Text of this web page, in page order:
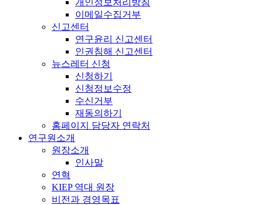
이메일수집거부
신고센터
연구윤리 신고센터
인권침해 신고센터
뉴스레터 신청
신청하기
신청정보수정
수신거부
재동의하기
홈페이지 담당자 연락처
연구원소개
원장소개
인사말
연혁
KIEP 역대 원장
비전과 경영목표